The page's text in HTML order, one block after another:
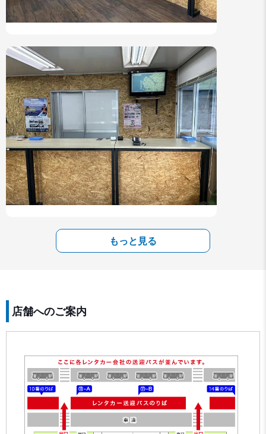
もっと見る
店舗へのご案内